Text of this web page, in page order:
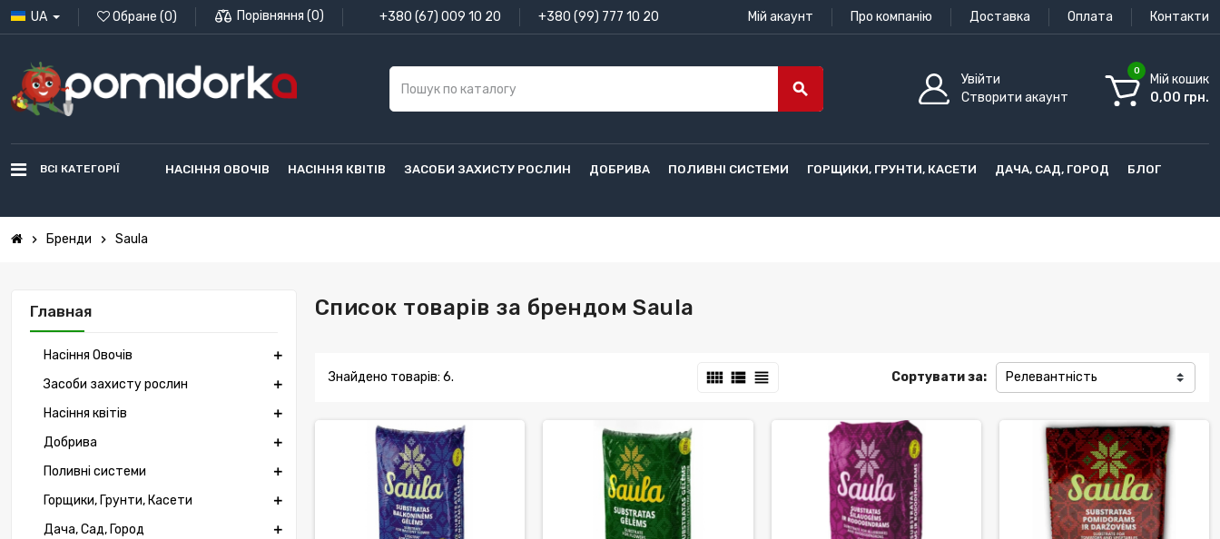
UA Обране (0) Порівняння (0) +380 (67) 009 10 20 +380 (99) 777 10 20 Мій акаунт Про компанію Доставка Оплата Контакти
search
Увійти
Створити акаунт
0
Мій кошик
0,00 грн.
ВСІ КАТЕГОРІЇ НАСІННЯ ОВОЧІВ НАСІННЯ КВІТІВ ЗАСОБИ ЗАХИСТУ РОСЛИН ДОБРИВА ПОЛИВНІ СИСТЕМИ ГОРЩИКИ, ГРУНТИ, КАСЕТИ ДАЧА, САД, ГОРОД БЛОГ
chevron_right Бренди chevron_right Saula
Главная
Насіння Овочів
Засоби захисту рослин
Насіння квітів
Добрива
Поливні системи
Горщики, Грунти, Касети
Дача, Сад, Город
Список товарів за брендом Saula
view_comfy view_list view_headline Сортувати за: Релевантність
Знайдено товарів: 6.